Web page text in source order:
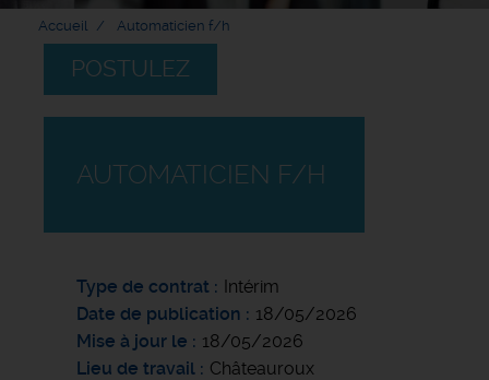
Accueil Automaticien f/h
POSTULEZ
AUTOMATICIEN F/H
Type de contrat
Intérim
Date de publication
18/05/2026
Mise à jour le
18/05/2026
Lieu de travail
Châteauroux